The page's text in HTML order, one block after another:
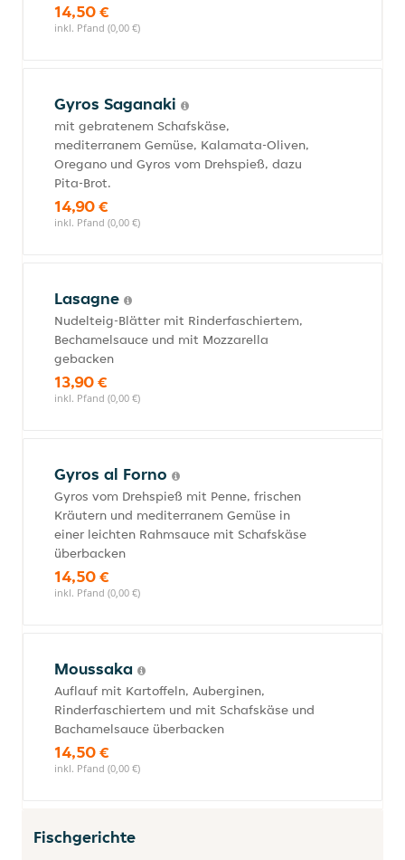
14,50 €
inkl. Pfand (0,00 €)
Gyros Saganaki
mit gebratenem Schafskäse,
mediterranem Gemüse, Kalamata-Oliven,
Oregano und Gyros vom Drehspieß, dazu
Pita-Brot.
14,90 €
inkl. Pfand (0,00 €)
Lasagne
Nudelteig-Blätter mit Rinderfaschiertem,
Bechamelsauce und mit Mozzarella
gebacken
13,90 €
inkl. Pfand (0,00 €)
Gyros al Forno
Gyros vom Drehspieß mit Penne, frischen
Kräutern und mediterranem Gemüse in
einer leichten Rahmsauce mit Schafskäse
überbacken
14,50 €
inkl. Pfand (0,00 €)
Moussaka
Auflauf mit Kartoffeln, Auberginen,
Rinderfaschiertem und mit Schafskäse und
Bachamelsauce überbacken
14,50 €
inkl. Pfand (0,00 €)
Fischgerichte